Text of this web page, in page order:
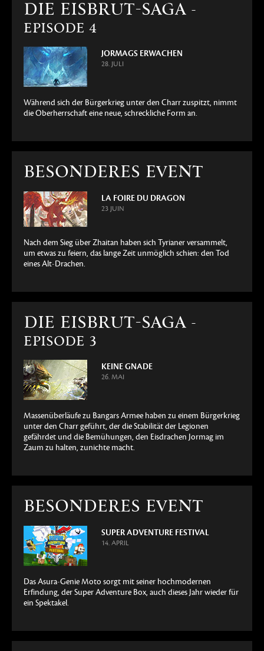
DIE EISBRUT-SAGA -
EPISODE 4
JORMAGS ERWACHEN
28. JULI
Während sich der Bürgerkrieg unter den Charr zuspitzt, nimmt
die Oberherrschaft eine neue, schreckliche Form an.
BESONDERES EVENT
LA FOIRE DU DRAGON
23 JUIN
Nach dem Sieg über Zhaitan haben sich Tyrianer versammelt,
um etwas zu feiern, das lange Zeit unmöglich schien: den Tod
eines Alt-Drachen.
DIE EISBRUT-SAGA -
EPISODE 3
KEINE GNADE
26. MAI
Massenüberläufe zu Bangars Armee haben zu einem Bürgerkrieg
unter den Charr geführt, der die Stabilität der Legionen
gefährdet und die Bemühungen, den Eisdrachen Jormag im
Zaum zu halten, zunichte macht.
BESONDERES EVENT
SUPER ADVENTURE FESTIVAL
14. APRIL
Das Asura-Genie Moto sorgt mit seiner hochmodernen
Erfindung, der Super Adventure Box, auch dieses Jahr wieder für
ein Spektakel.